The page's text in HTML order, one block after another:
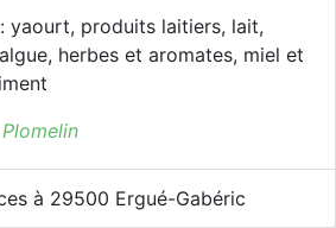
: yaourt, produits laitiers, lait,
herbes et aromates, miel et
à 29500 Ergué-Gabéric